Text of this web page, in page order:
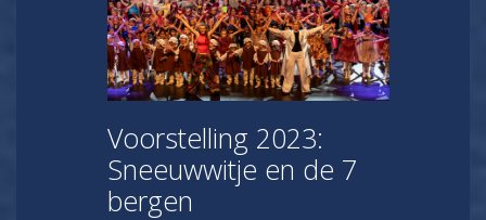
Voorstelling 2023:
Sneeuwwitje en de 7
bergen